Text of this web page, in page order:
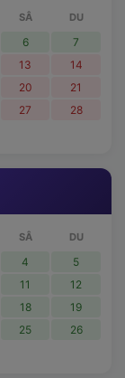
SÂ DU
6
7
13
14
20
21
27
28
SÂ DU
4
5
11
12
18
19
25
26